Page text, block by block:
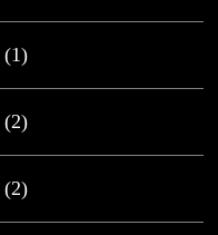
(1)
(2)
(2)